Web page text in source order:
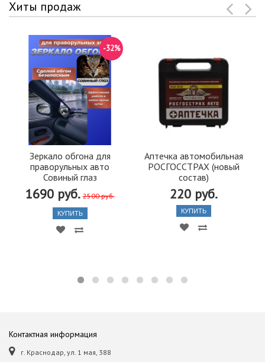
Хиты продаж
Зеркало обгона для
праворульных авто
Совиный глаз
1690 руб. 2500 руб.
-32%
КУПИТЬ
Аптечка автомобильная
РОСГОССТРАХ (новый
состав)
220 руб.
КУПИТЬ
Контактная информация
г. Краснодар, ул. 1 мая, 388